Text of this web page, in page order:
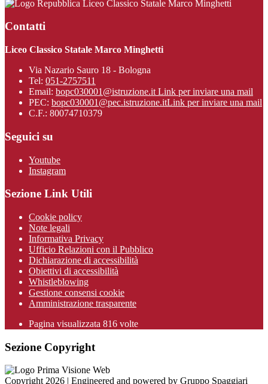
Liceo Classico Statale Marco Minghetti
Contatti
Liceo Classico Statale Marco Minghetti
Via Nazario Sauro 18 - Bologna
Tel: 051-2757511
Email: bopc030001@istruzione.it Link per inviare una mail
PEC: bopc030001@pec.istruzione.itLink per inviare una mail
C.F.: 80074710379
Seguici su
Youtube
Instagram
Sezione Link Utili
Cookie policy
Note legali
Informativa Privacy
Ufficio Relazioni con il Pubblico
Dichiarazione di accessibilità
Obiettivi di accessibilità
Whistleblowing
Gestione consensi cookie
Amministrazione trasparente
Pagina visualizzata 816 volte
Sezione Copyright
Copyright 2026 | Engineered and powered by Gruppo Spaggiari